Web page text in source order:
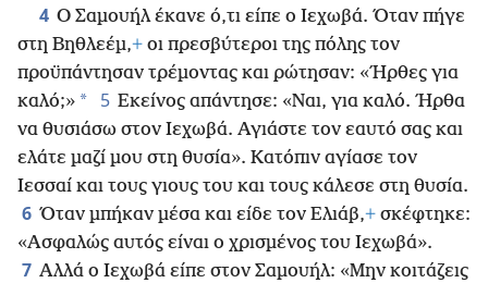
4 Ο Σαμουήλ έκανε ό,τι είπε ο Ιεχωβά. Όταν πήγε
στη Βηθλεέμ,+ οι πρεσβύτεροι της πόλης τον
προϋπάντησαν τρέμοντας και ρώτησαν: «Ήρθες για
καλό;» * 5 Εκείνος απάντησε: «Ναι, για καλό. Ήρθα
να θυσιάσω στον Ιεχωβά. Αγιάστε τον εαυτό σας και
ελάτε μαζί μου στη θυσία». Κατόπιν αγίασε τον
Ιεσσαί και τους γιους του και τους κάλεσε στη θυσία.
6 Όταν μπήκαν μέσα και είδε τον Ελιάβ,+ σκέφτηκε:
«Ασφαλώς αυτός είναι ο χρισμένος του Ιεχωβά».
7 Αλλά ο Ιεχωβά είπε στον Σαμουήλ: «Μην κοιτάζεις